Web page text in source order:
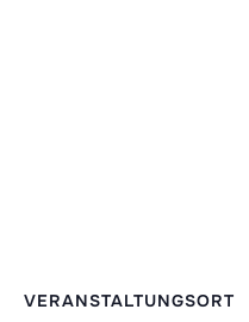
VERANSTALTUNGSORT